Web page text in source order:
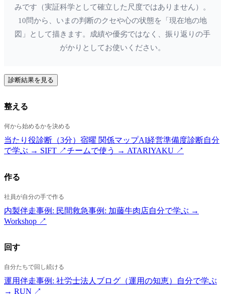
みです（実証科学として確立した尺度ではありません）。
10問から、いまの判断のクセや心の状態を「現在地の地
図」として描きます。成績や優劣ではなく、振り返りの手
がかりとしてお使いください。
診断結果を見る
整える
何から始めるかを決める
当たり役診断（3分） 宿曜 関係マップAI経営準備度診断自分
で学ぶ → SIFT ↗チームで使う → ATARIYAKU ↗
作る
社員が自分の手で作る
内製伴走事例: 民間救急事例: 加藤牛肉店自分で学ぶ →
Workshop ↗
回す
自分たちで回し続ける
運用伴走事例: 社労士法人ブログ（運用の知恵）
自分で学ぶ
→ RUN ↗